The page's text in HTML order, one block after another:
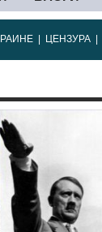
ЦЕНЗУРА